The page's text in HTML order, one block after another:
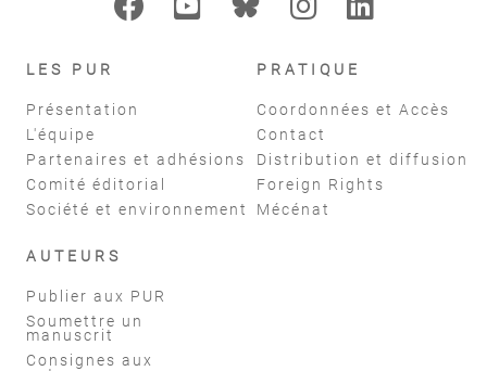
LES PUR
Présentation
L'équipe
Partenaires et adhésions
Comité éditorial
Société et environnement
PRATIQUE
Coordonnées et Accès
Contact
Distribution et diffusion
Foreign Rights
Mécénat
AUTEURS
Publier aux PUR
Soumettre un
manuscrit
Consignes aux